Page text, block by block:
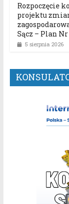
Rozpoczęcie
projektu
Sącz – Plan Nr
5 sierpnia 2026